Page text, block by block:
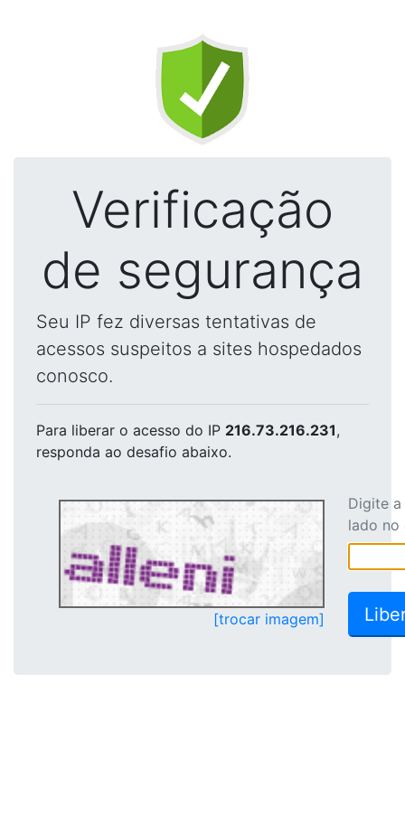
Verificação
de segurança
Seu IP fez diversas tentativas de
acessos suspeitos a sites hospedados
conosco.
Para liberar o acesso do IP 216.73.216.231,
responda ao desafio abaixo.
[trocar imagem]
Digite
lado no